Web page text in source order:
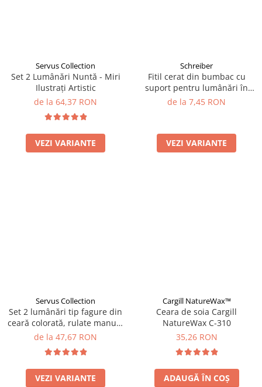
Servus Collection
Set 2 Lumânări Nuntă - Miri
Ilustrați Artistic
de la 64,37 RON
VEZI VARIANTE
Schreiber
Fitil cerat din bumbac cu
suport pentru lumânări în
recipient
de la 7,45 RON
VEZI VARIANTE
Servus Collection
Set 2 lumânări tip fagure din
ceară colorată, rulate manual
- ivory
de la 47,67 RON
VEZI VARIANTE
Cargill NatureWax™
Ceara de soia Cargill
NatureWax C-310
35,26 RON
ADAUGĂ ÎN COȘ